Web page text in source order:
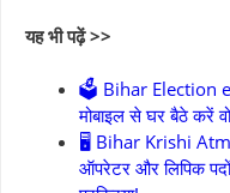
यह भी पढ़ें >>
🗳 Bihar Election e
मोबाइल से घर बैठे करें
🖥 Bihar Krishi
ऑपरेटर और लिपिक